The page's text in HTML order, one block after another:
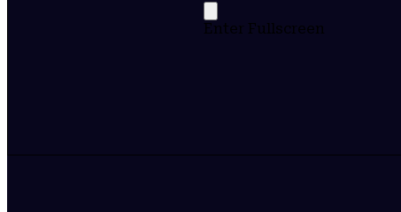
Enter Fullscreen